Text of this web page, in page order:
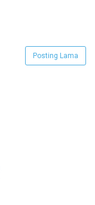
Posting Lama